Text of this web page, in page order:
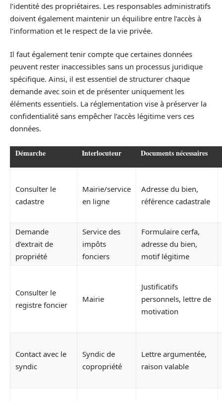
l’identité des propriétaires. Les responsables administratifs
doivent également maintenir un équilibre entre l’accès à
l’information et le respect de la vie privée.
Il faut également tenir compte que certaines données
peuvent rester inaccessibles sans un processus juridique
spécifique. Ainsi, il est essentiel de structurer chaque
demande avec soin et de présenter uniquement les
éléments essentiels. La réglementation vise à préserver la
confidentialité sans empêcher l’accès légitime vers ces
données.
Démarche Interlocuteur Documents nécessaires
Consulter le
cadastre
Mairie/service
en ligne
Adresse du bien,
référence cadastrale
Demande
d’extrait de
propriété
Service des
impôts
fonciers
Formulaire cerfa,
adresse du bien,
motif légitime
Consulter le
registre foncier
Mairie
Justificatifs
personnels, lettre de
motivation
Contact avec le
syndic
Syndic de
copropriété
Lettre argumentée,
raison valable